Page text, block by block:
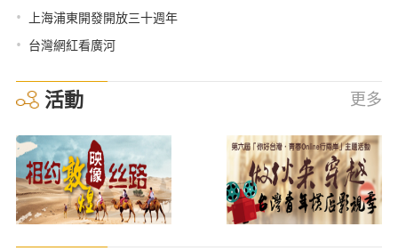
• 上海浦東開發開放三十週年
• 台灣網紅看廣河
活動 更多